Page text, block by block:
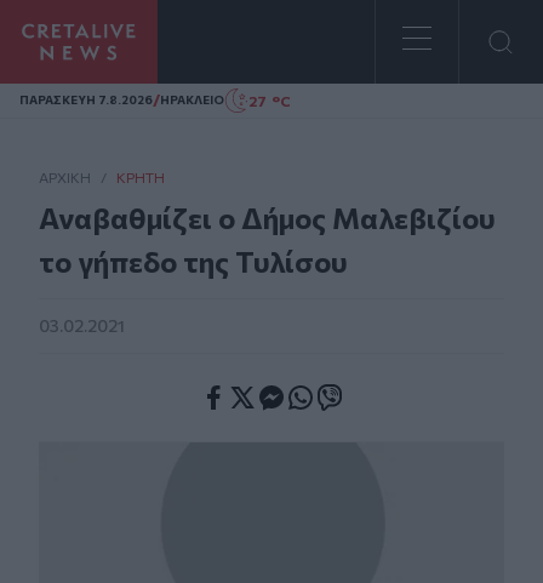
Homepage
ΠΑΡΑΣΚΕΥΗ 7.8.2026/ΗΡΑΚΛΕΙΟ 27 °C
ΑΡΧΙΚΗ / ΚΡΉΤΗ
Αναβαθμίζει ο Δήμος Μαλεβιζίου
το γήπεδο της Τυλίσου
03.02.2021